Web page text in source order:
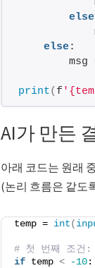
else
else:
msg
print(f
AI가 만든
아래 코드는 원래
(논리 흐름은 같도
temp = int(
# 첫 번째 조건:
if temp < -10: